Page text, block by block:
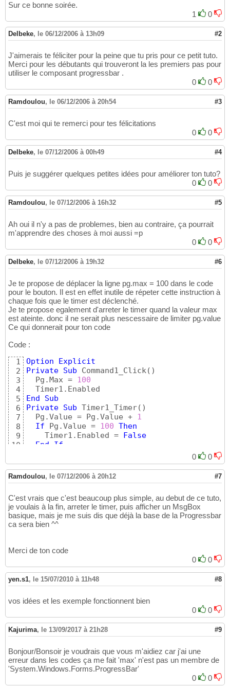
Sur ce bonne soirée.
1
0
Delbeke, le 06/12/2006 à 13h09 #2
J'aimerais te féliciter pour la peine que tu pris pour ce petit tuto.
Merci pour les débutants qui trouveront la les premiers pas pour
utiliser le composant progressbar .
0
0
Ramdoulou, le 06/12/2006 à 20h54 #3
C'est moi qui te remerci pour tes félicitations
0
0
Delbeke, le 07/12/2006 à 00h49 #4
Puis je suggérer quelques petites idées pour améliorer ton tuto?
0
0
Ramdoulou, le 07/12/2006 à 16h32 #5
Ah oui il n'y a pas de problemes, bien au contraire, ça pourrait
m'apprendre des choses à moi aussi =p
0
0
Delbeke, le 07/12/2006 à 19h32 #6
Je te propose de déplacer la ligne pg.max = 100 dans le code
pour le bouton. Il est en effet inutile de répeter cette instruction à
chaque fois que le timer est déclenché.
Je te propose egalement d'arreter le timer quand la valeur max
est ateinte. donc il ne serait plus nescessaire de limiter pg.value
Ce qui donnerait pour ton code
Code :
1
2
3
4
5
6
7
8
9
10
Option
Explicit
Private Sub Command1_Click( )
  Pg.Max =
100
End
Sub
Private Sub Timer1_Timer( )
  Pg.Value = Pg.Value +
1
If Pg.Value = 100 Then
    Timer1.Enabled =
False
End
If
0 0
Ramdoulou, le 07/12/2006 à 20h12 #7
C'est vrais que c'est beaucoup plus simple, au debut de ce tuto,
je voulais à la fin, arreter le timer, puis afficher un MsgBox
basique, mais je me suis dis que déjà la base de la Progressbar
ca sera bien ^^
Merci de ton code
0
0
yen.s1, le 15/07/2010 à 11h48 #8
vos idées et les exemple fonctionnent bien
0
0
Kajurima, le 13/09/2017 à 21h28 #9
Bonjour/Bonsoir je voudrais que vous m'aidiez car j'ai une
erreur dans les codes ça me fait 'max' n'est pas un membre de
'System.Windows.Forms.ProgressBar'
0
0